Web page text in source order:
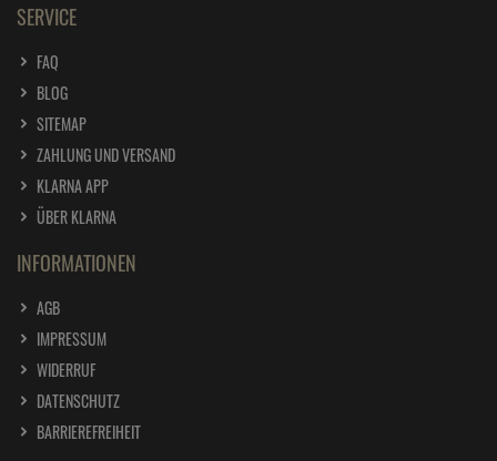
SERVICE
FAQ
BLOG
SITEMAP
ZAHLUNG UND VERSAND
KLARNA APP
ÜBER KLARNA
INFORMATIONEN
AGB
IMPRESSUM
WIDERRUF
DATENSCHUTZ
BARRIEREFREIHEIT